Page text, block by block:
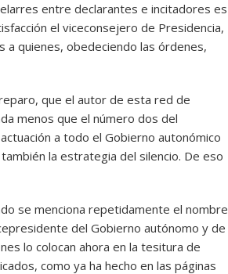
entre declarantes e incitadores es
el viceconsejero de Presidencia,
quienes, obedeciendo las órdenes,
que el autor de esta red de
menos que el número dos del
a todo el Gobierno autonómico
la estrategia del silencio. De eso
se menciona repetidamente el nombre
del Gobierno autónomo y de
lo colocan ahora en la tesitura de
como ya ha hecho en las páginas